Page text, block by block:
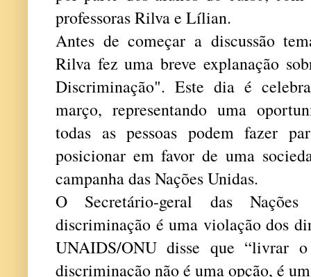
professoras Rilva e Lílian.
Antes de começar a discussão
Rilva fez uma breve explanação
Discriminação". Este dia é
março, representando uma
todas as pessoas podem fazer
posicionar em favor de uma
campanha das Nações Unidas.
O Secretário-geral das
discriminação é uma violação dos
UNAIDS/ONU disse que “livrar
discriminação não é uma opção, é